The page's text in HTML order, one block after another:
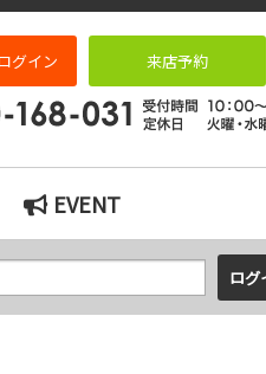
ンション検索とリノベーションなら
グイン 来店予約
EVENT